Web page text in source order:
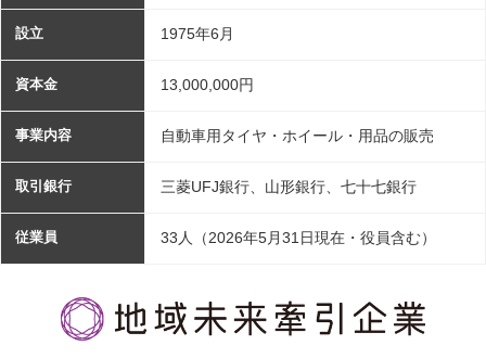
設立 1975年6月
資本金 13,000,000円
事業内容 自動車用タイヤ・ホイール・用品の販売
取引銀行 三菱UFJ銀行、山形銀行、七十七銀行
従業員 33人（2026年5月31日現在・役員含む）